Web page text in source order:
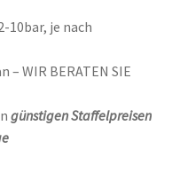
10bar, je nach
– WIR BERATEN SIE
günstigen Staffelpreisen